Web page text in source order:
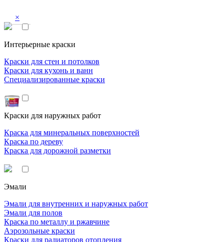
×
Интерьерные краски
Краски для стен и потолков
Краски для кухонь и ванн
Специализированные краски
Краски для наружных работ
Краска для минеральных поверхностей
Краска по дереву
Краска для дорожной разметки
Эмали
Эмали для внутренних и наружных работ
Эмали для полов
Краска по металлу и ржавчине
Аэрозольные краски
Краски для радиаторов отопления